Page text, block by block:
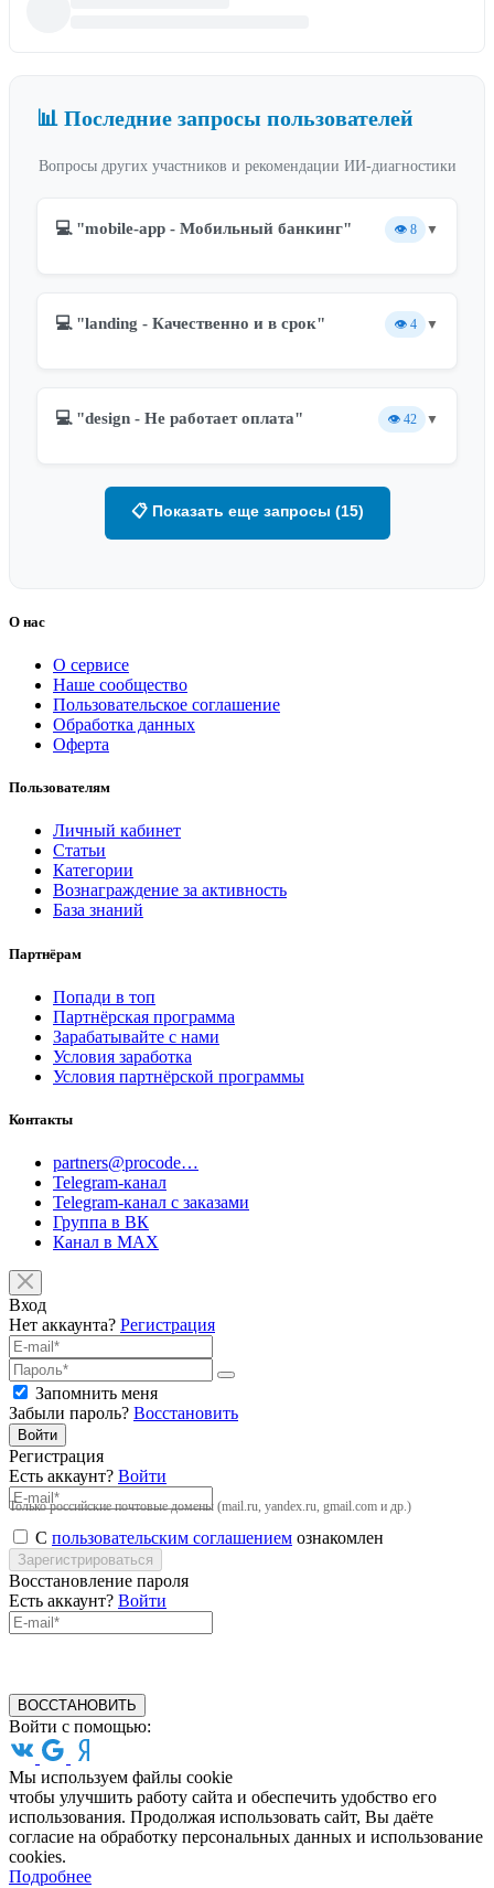
📊 Последние запросы пользователей
Вопросы других участников и рекомендации ИИ-диагностики
💻 "mobile-app - Мобильный банкинг" 👁️ 8 ▼
💻 "landing - Качественно и в срок" 👁️ 4 ▼
💻 "design - Не работает оплата" 👁️ 42 ▼
📋 Показать еще запросы (15)
О нас
О сервисе
Наше сообщество
Пользовательское соглашение
Обработка данных
Оферта
Пользователям
Личный кабинет
Статьи
Категории
Вознаграждение за активность
База знаний
Партнёрам
Попади в топ
Партнёрская программа
Зарабатывайте с нами
Условия заработка
Условия партнёрской программы
Контакты
partners@procode…
Telegram-канал
Telegram-канал с заказами
Группа в ВК
Канал в MAX
Вход
Нет аккаунта? Регистрация
Запомнить меня
Забыли пароль? Восстановить
Войти
Регистрация
Есть аккаунт? Войти
Только российские почтовые домены (mail.ru, yandex.ru, gmail.com и др.)
С пользовательским соглашением ознакомлен
Зарегистрироваться
Восстановление пароля
Есть аккаунт? Войти
ВОССТАНОВИТЬ
Войти с помощью:
Мы используем файлы cookie
чтобы улучшить работу сайта и обеспечить удобство его
использования. Продолжая использовать сайт, Вы даёте
согласие на обработку персональных данных и использование
cookies.
Подробнее